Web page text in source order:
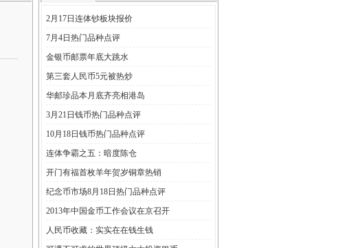
2月17日连体钞板块报价
7月4日热门品种点评
金银币邮票年底大跳水
第三套人民币5元被热炒
华邮珍品本月底齐亮相港岛
3月21日钱币热门品种点评
10月18日钱币热门品种点评
连体争霸之五：暗度陈仓
开门有福首枚羊年贺岁铜章热销
纪念币市场8月18日热门品种点评
2013年中国金币工作会议在京召开
人民币收藏：实实在在钱生钱